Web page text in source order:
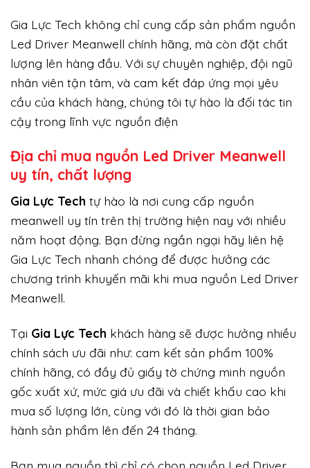
Gia Lực Tech không chỉ cung cấp sản phẩm nguồn
Led Driver Meanwell chính hãng, mà còn đặt chất
lượng lên hàng đầu. Với sự chuyên nghiệp, đội ngũ
nhân viên tận tâm, và cam kết đáp ứng mọi yêu
cầu của khách hàng, chúng tôi tự hào là đối tác tin
cậy trong lĩnh vực nguồn điện
Địa chỉ mua nguồn Led Driver Meanwell
uy tín, chất lượng
Gia Lực Tech tự hào là nơi cung cấp nguồn
meanwell uy tín trên thị trường hiện nay với nhiều
năm hoạt động. Bạn đừng ngần ngại hãy liên hệ
Gia Lực Tech nhanh chóng để được hưởng các
chương trình khuyến mãi khi mua nguồn Led Driver
Meanwell.
Tại Gia Lực Tech khách hàng sẽ được hưởng nhiều
chính sách ưu đãi như: cam kết sản phẩm 100%
chính hãng, có đầy đủ giấy tờ chứng minh nguồn
gốc xuất xứ, mức giá ưu đãi và chiết khấu cao khi
mua số lượng lớn, cùng với đó là thời gian bảo
hành sản phẩm lên đến 24 tháng.